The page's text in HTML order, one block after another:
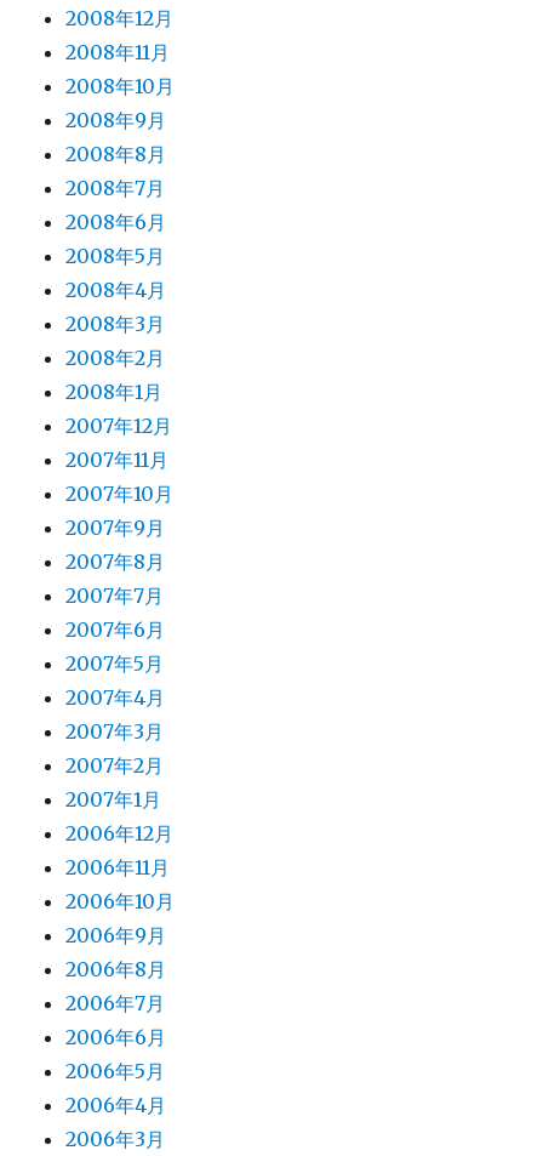
2008年12月
2008年11月
2008年10月
2008年9月
2008年8月
2008年7月
2008年6月
2008年5月
2008年4月
2008年3月
2008年2月
2008年1月
2007年12月
2007年11月
2007年10月
2007年9月
2007年8月
2007年7月
2007年6月
2007年5月
2007年4月
2007年3月
2007年2月
2007年1月
2006年12月
2006年11月
2006年10月
2006年9月
2006年8月
2006年7月
2006年6月
2006年5月
2006年4月
2006年3月